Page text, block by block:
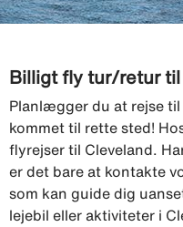
Billigt fly tur/retur til
Planlægger du at rejse
kommet til rette sted!
flyrejser til Cleveland.
er det bare at kontakte
som kan guide dig
lejebil eller aktiviteter i